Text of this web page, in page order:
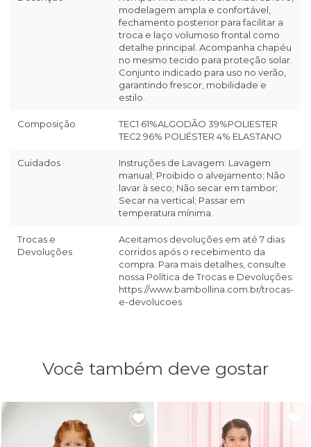
modelagem ampla e confortável,
fechamento posterior para facilitar a
troca e laço volumoso frontal como
detalhe principal. Acompanha chapéu
no mesmo tecido para proteção solar.
Conjunto indicado para uso no verão,
garantindo frescor, mobilidade e
estilo.
Composição
TEC1 61%ALGODÃO 39%POLIESTER
TEC2 96% POLIÉSTER 4% ELASTANO
Cuidados
Instruções de Lavagem: Lavagem
manual; Proibido o alvejamento; Não
lavar à seco; Não secar em tambor;
Secar na vertical; Passar em
temperatura mínima.
Trocas e
Devoluções
Aceitamos devoluções em até 7 dias
corridos após o recebimento da
compra. Para mais detalhes, consulte
nossa Política de Trocas e Devoluções:
https://www.bambollina.com.br/trocas-
e-devolucoes
Você também deve gostar